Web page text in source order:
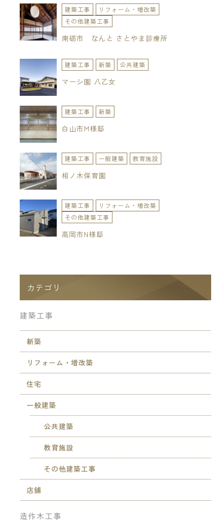
建築工事
リフォーム・増改築
その他建築工事
南砺市 なんと さとやま診療所
建築工事 新築 公共建築
マーシ園 八乙女
建築工事 新築
白山市M様邸
建築工事 一般建築 教育施設
相ノ木保育園
建築工事
リフォーム・増改築
その他建築工事
高岡市N様邸
カテゴリ
建築工事
新築
リフォーム・増改築
住宅
一般建築
公共建築
教育施設
その他建築工事
店舗
造作木工事